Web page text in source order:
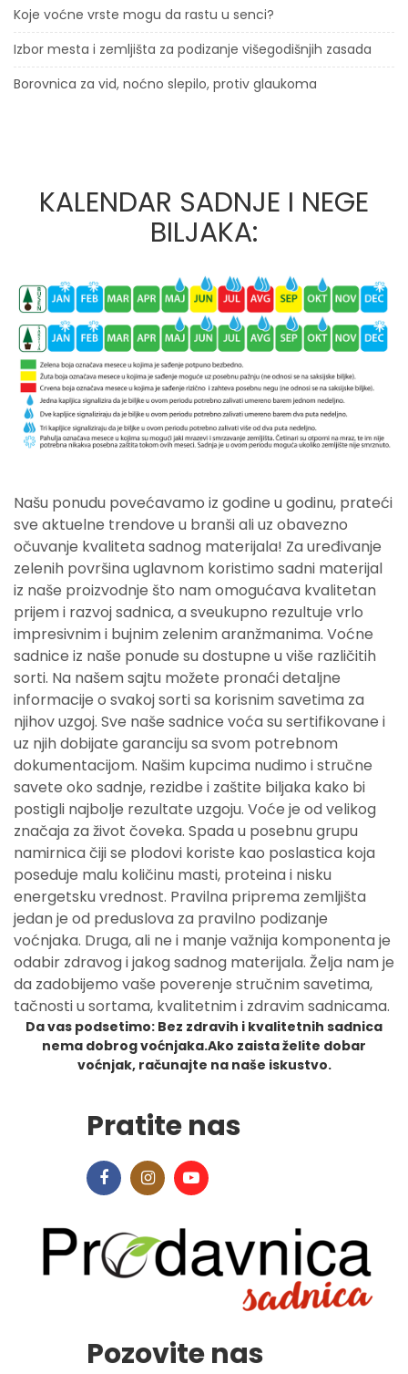
Koje voćne vrste mogu da rastu u senci?
Izbor mesta i zemljišta za podizanje višegodišnjih zasada
Borovnica za vid, noćno slepilo, protiv glaukoma
KALENDAR SADNJE I NEGE
BILJAKA:
Našu ponudu povećavamo iz godine u godinu, prateći
sve aktuelne trendove u branši ali uz obavezno
očuvanje kvaliteta sadnog materijala! Za uređivanje
zelenih površina uglavnom koristimo sadni materijal
iz naše proizvodnje što nam omogućava kvalitetan
prijem i razvoj sadnica, a sveukupno rezultuje vrlo
impresivnim i bujnim zelenim aranžmanima. Voćne
sadnice iz naše ponude su dostupne u više različitih
sorti. Na našem sajtu možete pronaći detaljne
informacije o svakoj sorti sa korisnim savetima za
njihov uzgoj. Sve naše sadnice voća su sertifikovane i
uz njih dobijate garanciju sa svom potrebnom
dokumentacijom. Našim kupcima nudimo i stručne
savete oko sadnje, rezidbe i zaštite biljaka kako bi
postigli najbolje rezultate uzgoju. Voće je od velikog
značaja za život čoveka. Spada u posebnu grupu
namirnica čiji se plodovi koriste kao poslastica koja
poseduje malu količinu masti, proteina i nisku
energetsku vrednost. Pravilna priprema zemljišta
jedan je od preduslova za pravilno podizanje
voćnjaka. Druga, ali ne i manje važnija komponenta je
odabir zdravog i jakog sadnog materijala. Želja nam je
da zadobijemo vaše poverenje stručnim savetima,
tačnosti u sortama, kvalitetnim i zdravim sadnicama.
Da vas podsetimo: Bez zdravih i kvalitetnih sadnica
nema dobrog voćnjaka.Ako zaista želite dobar
voćnjak, računajte na naše iskustvo.
Pratite nas
Pozovite nas